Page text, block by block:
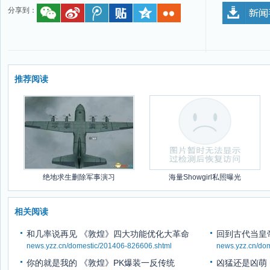
分享到：
推荐阅读
绝地求生删除军事演习 海量Showgirl私照曝光
相关阅读
和几率说再见 《敦煌》四大功能优化大革命
news.yzz.cn/domestic/201406-826606.shtml
回到古代当皇
news.yzz.cn/
你的就是我的 《敦煌》PK爆装一反传统 凶猛还是凶萌